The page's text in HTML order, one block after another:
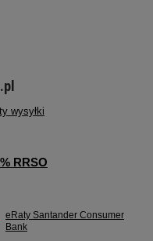
wysyłki
RRSO
eRaty Santander Consumer
Bank